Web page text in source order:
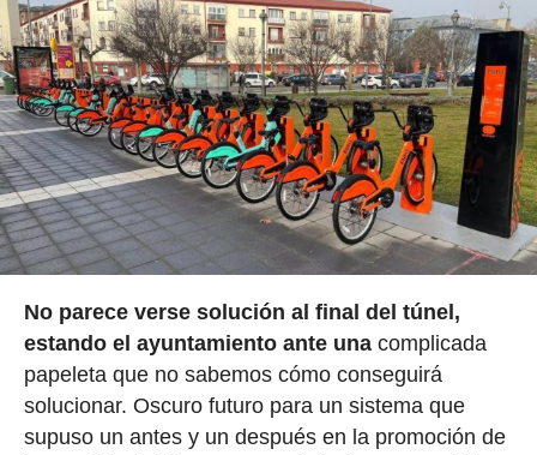
No parece verse solución al final del túnel,
estando el ayuntamiento ante unacomplicada
papeleta que no sabemos cómo conseguirá
solucionar. Oscuro futuro para un sistema que
supuso un antes y un después en la promoción de